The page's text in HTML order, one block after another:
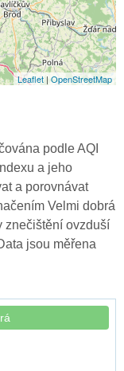
Leaflet | OpenStreetMap
podle AQI
a jeho
a porovnávat
Velmi dobrá
znečištění ovzduší
jsou měřena